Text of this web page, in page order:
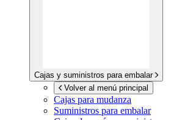
Cajas y suministros para embalar
Volver al menú principal
Cajas para mudanza
Suministros para embalar